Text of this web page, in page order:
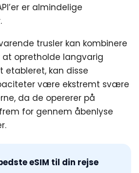
er almindelige
trusler kan kombinere
at opretholde langvarig
etableret, kan disse
være ekstremt svære
da de opererer på
for gennem åbenlyse
eSIM til din rejse